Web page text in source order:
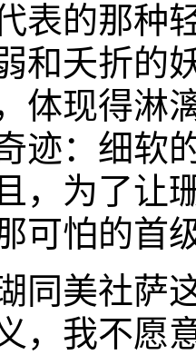
表的那种
和夭折的
体现得淋
迹：细软
，为了让
可怕的首
同美社萨
，我不愿